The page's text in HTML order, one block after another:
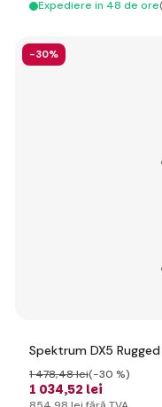
Expediere in 48 de ore
-30%
Spektrum DX5
1 034,52 lei
1 478,48 lei(-30 %)